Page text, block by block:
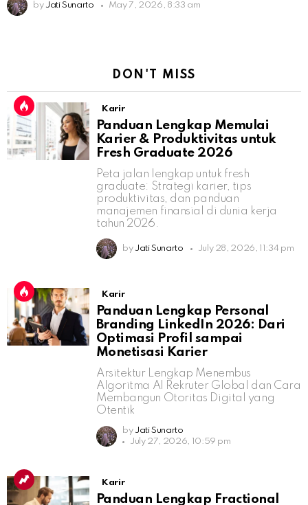
by Jati Sunarto May 7, 2026, 8:33 am
DON'T MISS
Karir
Panduan Lengkap Memulai
Karier & Produktivitas untuk
Fresh Graduate 2026
Peta jalan lengkap untuk fresh
graduate: Strategi karier, tips
produktivitas, dan panduan
manajemen finansial di dunia kerja
tahun 2026.
by Jati Sunarto July 28, 2026, 11:34 pm
Karir
Panduan Lengkap Personal
Branding LinkedIn 2026: Dari
Optimasi Profil sampai
Monetisasi Karier
Arsitektur Lengkap Menembus
Algoritma AI Rekruter Global dan Cara
Membangun Otoritas Digital yang
Otentik
by Jati Sunarto
July 27, 2026, 10:59 pm
Karir
Panduan Lengkap Fractional